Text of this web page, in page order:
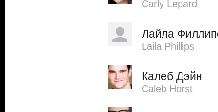
Carly Lepard
Лайла
Laila Phillips
Калеб Дэйн
Caleb Horst